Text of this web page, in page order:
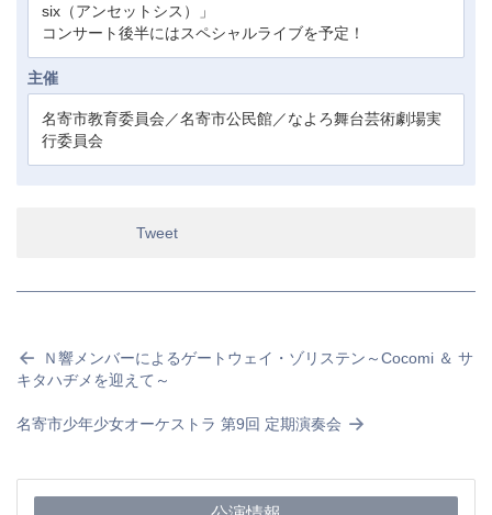
six（アンセットシス）」
コンサート後半にはスペシャルライブを予定！
主催
名寄市教育委員会／名寄市公民館／なよろ舞台芸術劇場実
行委員会
Tweet
Ｎ響メンバーによるゲートウェイ・ゾリステン～Cocomi ＆ サ
キタハヂメを迎えて～
名寄市少年少女オーケストラ 第9回 定期演奏会